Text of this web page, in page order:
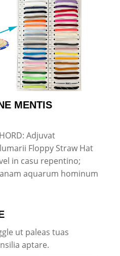
MENTIS
Adjuvat
Floppy Straw Hat
in casu repentino;
aquarum hominum
ut paleas tuas
aptare.